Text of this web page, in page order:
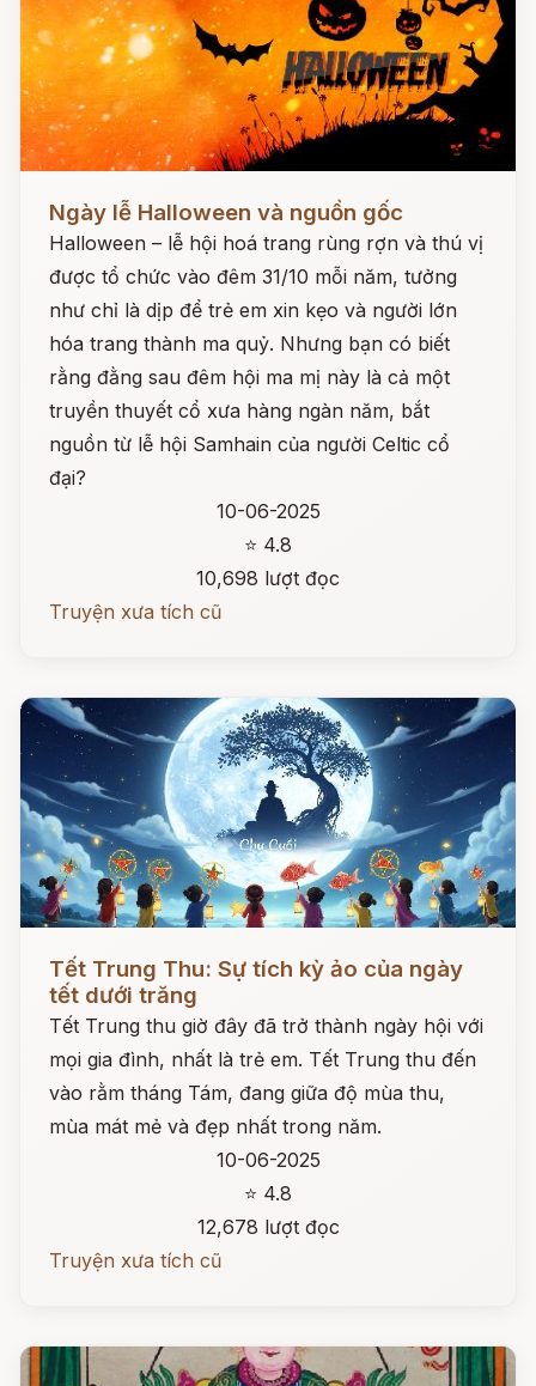
Ngày lễ Halloween và nguồn gốc
Halloween – lễ hội hoá trang rùng rợn và thú vị
được tổ chức vào đêm 31/10 mỗi năm, tưởng
như chỉ là dịp để trẻ em xin kẹo và người lớn
hóa trang thành ma quỷ. Nhưng bạn có biết
rằng đằng sau đêm hội ma mị này là cả một
truyền thuyết cổ xưa hàng ngàn năm, bắt
nguồn từ lễ hội Samhain của người Celtic cổ
đại?
10-06-2025
⭐ 4.8
10,698 lượt đọc
Truyện xưa tích cũ
Đọc ngay
Tết Trung Thu: Sự tích kỳ ảo của ngày
tết dưới trăng
Tết Trung thu giờ đây đã trở thành ngày hội với
mọi gia đình, nhất là trẻ em. Tết Trung thu đến
vào rằm tháng Tám, đang giữa độ mùa thu,
mùa mát mẻ và đẹp nhất trong năm.
10-06-2025
⭐ 4.8
12,678 lượt đọc
Truyện xưa tích cũ